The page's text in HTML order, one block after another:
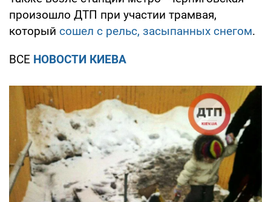
произошло ДТП при участии трамвая,
который сошел с рельс, засыпанных снегом.
ВСЕ НОВОСТИ КИЕВА